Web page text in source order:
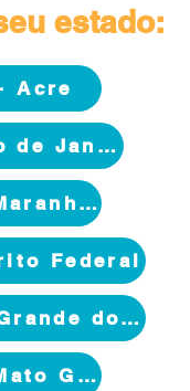
estado:
Acre
de Janeiro
Federal
do Sul
Grosso do